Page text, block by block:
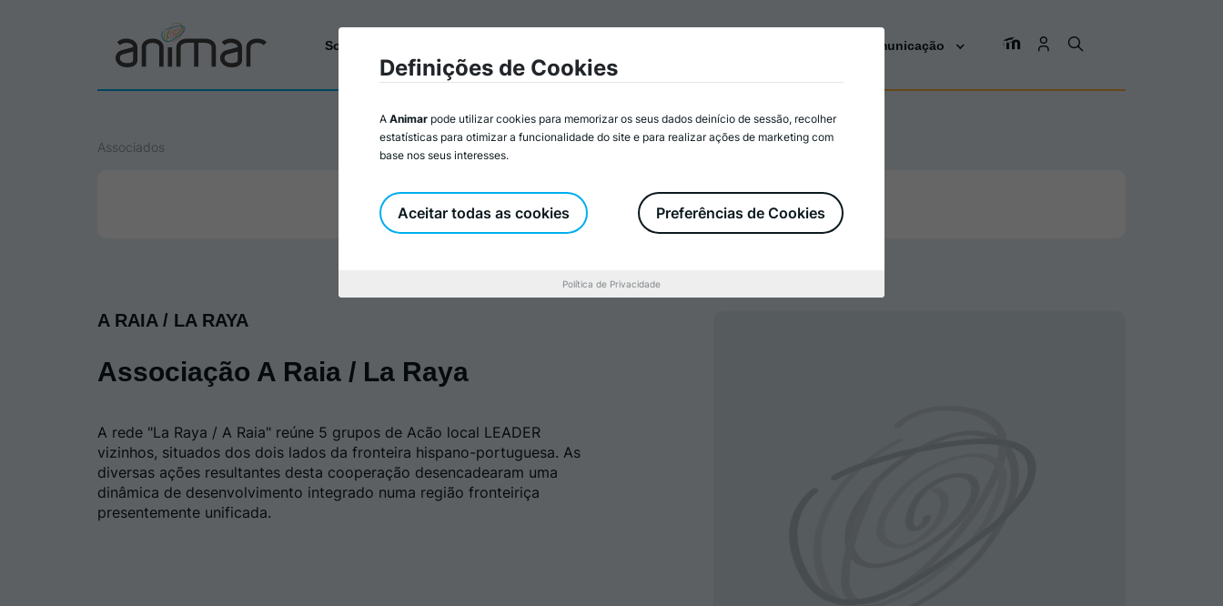
Sobre a Animar Comunicação
Associados
Associados/as Torne-se Associado/a
A RAIA / LA RAYA
Associação A Raia / La Raya
A rede "La Raya / A Raia" reúne 5 grupos de Acão local LEADER
vizinhos, situados dos dois lados da fronteira hispano-portuguesa. As
diversas ações resultantes desta cooperação desencadearam uma
dinâmica de desenvolvimento integrado numa região fronteiriça
presentemente unificada.
Definições de Cookies
A Animar pode utilizar cookies para memorizar os seus dados deinício de sessão, recolher
estatísticas para otimizar a funcionalidade do site e para realizar ações de marketing com
base nos seus interesses.
Preferências de Cookies
Aceitar todas as cookies
Política de Privacidade